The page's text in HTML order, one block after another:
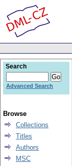
Search
Advanced Search
Browse
Collections
Titles
Authors
MSC